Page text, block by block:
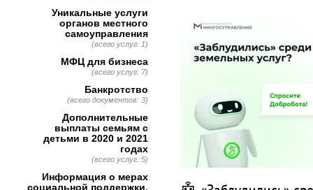
Уникальные услуги
органов местного
самоуправления
(всего услуг: 1)
МФЦ для бизнеса
(всего услуг: 7)
Банкротство
(всего документов: 3)
Дополнительные
выплаты семьям с
детьми в 2020 и 2021
годах
(всего услуг: 5)
Информация о мерах
социальной поддержки,